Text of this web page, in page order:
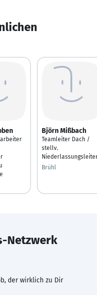
Björn Mißbach
Teamleiter Dach /
stellv.
Brühl
Netzwerk
der wirklich zu Dir